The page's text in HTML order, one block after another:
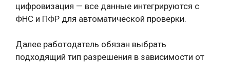
цифровизация — все данные интегрируются с
ФНС и ПФР для автоматической проверки.
Далее работодатель обязан выбрать
подходящий тип разрешения в зависимости от